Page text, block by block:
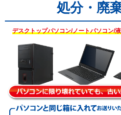
処分・廃
デスクトップパソコン/ノートパソコン/